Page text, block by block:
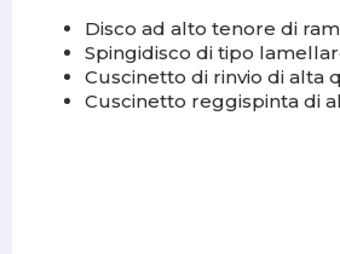
Disco ad alto tenore di
Spingidisco di tipo
Cuscinetto di rinvio di alta
Cuscinetto reggispinta di